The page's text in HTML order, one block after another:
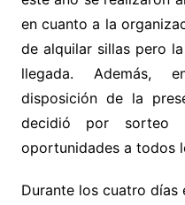
en cuanto a la
de alquilar sillas pero
llegada. Además,
disposición de la
decidió por sorteo
oportunidades a todos
Durante los cuatro días